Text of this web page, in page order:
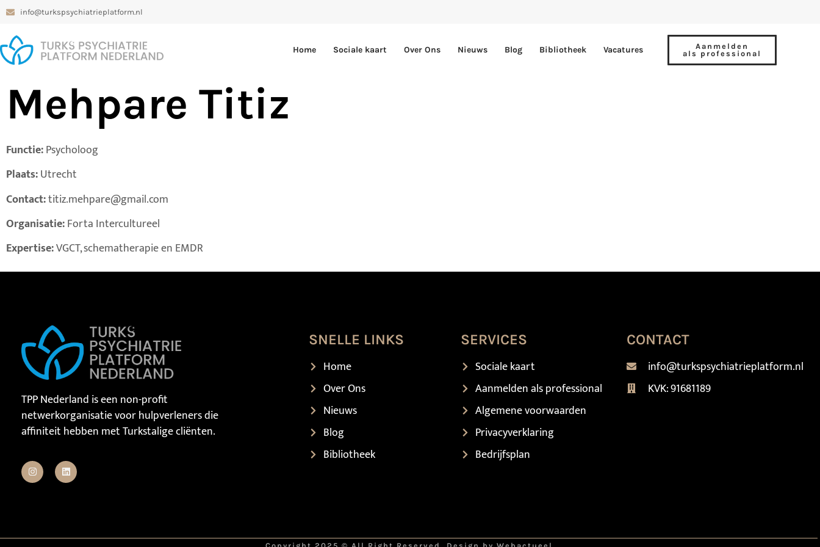
info@turkspsychiatrieplatform.nl
Home Sociale kaart Over Ons Nieuws Blog Bibliotheek Vacatures
Aanmelden
als professional
Mehpare Titiz
Functie:Psycholoog
Plaats:Utrecht
Contact:titiz.mehpare@gmail.com
Organisatie:Forta Intercultureel
Expertise:VGCT, schematherapie en EMDR
TPP Nederland is een non-profit
netwerkorganisatie voor hulpverleners die
affiniteit hebben met Turkstalige cliënten.
SNELLE LINKS
Home
Over Ons
Nieuws
Blog
Bibliotheek
SERVICES
Sociale kaart
Aanmelden als professional
Algemene voorwaarden
Privacyverklaring
Bedrijfsplan
CONTACT
info@turkspsychiatrieplatform.nl
KVK: 91681189